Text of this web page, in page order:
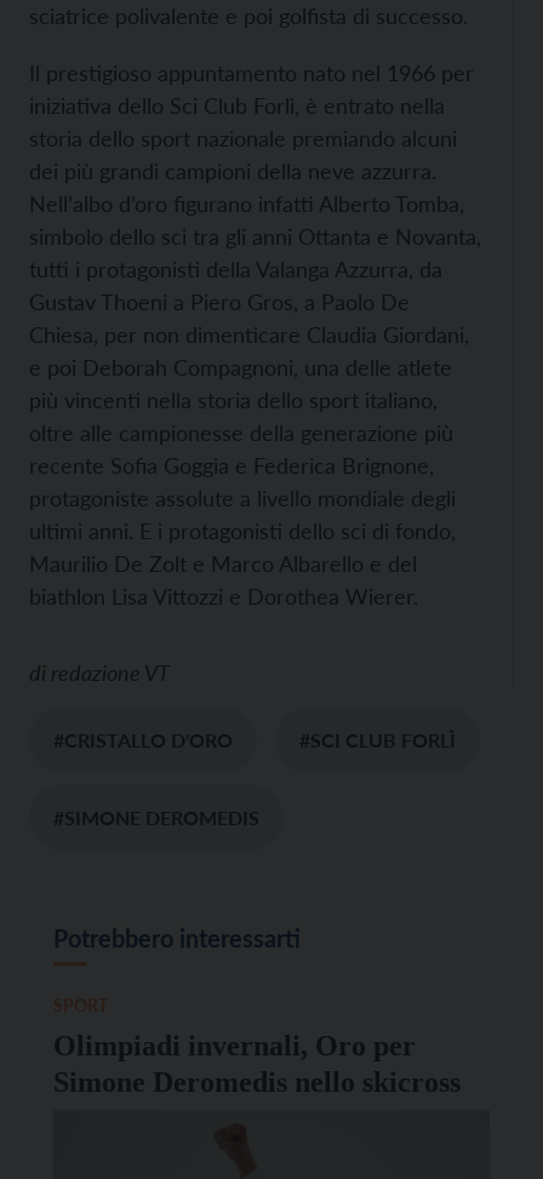
sciatrice polivalente e poi golfista di successo.
Il prestigioso appuntamento nato nel 1966 per
iniziativa dello Sci Club Forlì, è entrato nella
storia dello sport nazionale premiando alcuni
dei più grandi campioni della neve azzurra.
Nell’albo d’oro figurano infatti Alberto Tomba,
simbolo dello sci tra gli anni Ottanta e Novanta,
tutti i protagonisti della Valanga Azzurra, da
Gustav Thoeni a Piero Gros, a Paolo De
Chiesa, per non dimenticare Claudia Giordani,
e poi Deborah Compagnoni, una delle atlete
più vincenti nella storia dello sport italiano,
oltre alle campionesse della generazione più
recente Sofia Goggia e Federica Brignone,
protagoniste assolute a livello mondiale degli
ultimi anni. E i protagonisti dello sci di fondo,
Maurilio De Zolt e Marco Albarello e del
biathlon Lisa Vittozzi e Dorothea Wierer.
di redazione VT
#CRISTALLO D'ORO #SCI CLUB FORLÌ
#SIMONE DEROMEDIS
Potrebbero interessarti
Olimpiadi invernali, Oro per
Simone Deromedis nello skicross